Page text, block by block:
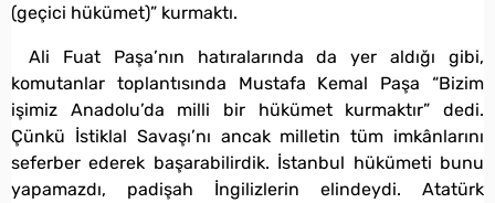
(geçici hükümet)” kurmaktı.
Ali Fuat Paşa’nın hatıralarında da yer aldığı gibi,
komutanlar toplantısında Mustafa Kemal Paşa “Bizim
işimiz Anadolu’da milli bir hükümet kurmaktır” dedi.
Çünkü İstiklal Savaşı’nı ancak milletin tüm imkânlarını
seferber ederek başarabilirdik. İstanbul hükümeti bunu
yapamazdı, padişah İngilizlerin elindeydi. Atatürk